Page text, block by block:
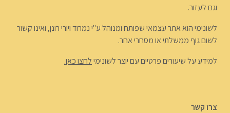
וגם לעזור.
לשונימי הוא אתר עצמאי שפותח ומנוהל ע"י נמרוד ויורי רונן, ואינו קשור
לשום גוף ממשלתי או מסחרי אחר.
למידע על שיעורים פרטיים עם יוצר לשונימילחצו כאן.
צרו קשר